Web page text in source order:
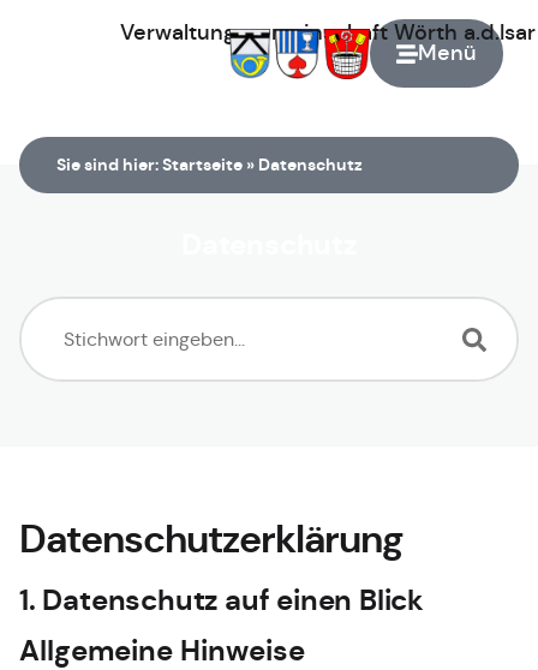
Menü
Verwaltungsgemeinschaft Wörth
Sie sind hier:Startseite » Datenschutz
Datenschutz­erklärung
1. Datenschutz auf einen Blick
Allgemeine Hinweise